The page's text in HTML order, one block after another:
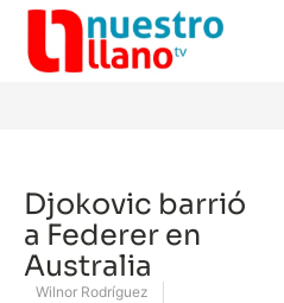
Djokovic barrió
a Federer en
Australia
Wilnor Rodríguez